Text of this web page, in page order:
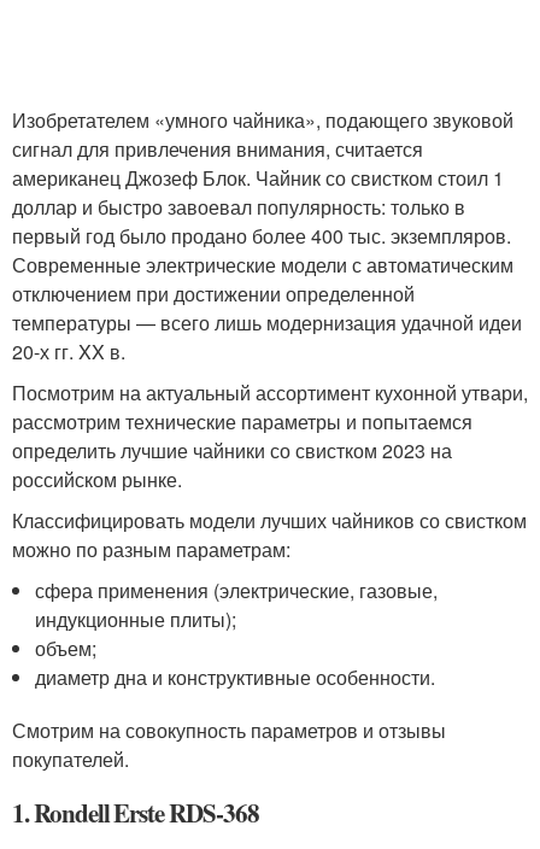
Изобретателем «умного чайника», подающего звуковой
сигнал для привлечения внимания, считается
американец Джозеф Блок. Чайник со свистком стоил 1
доллар и быстро завоевал популярность: только в
первый год было продано более 400 тыс. экземпляров.
Современные электрические модели с автоматическим
отключением при достижении определенной
температуры — всего лишь модернизация удачной идеи
20-х гг. XX в.
Посмотрим на актуальный ассортимент кухонной утвари,
рассмотрим технические параметры и попытаемся
определить лучшие чайники со свистком 2023 на
российском рынке.
Классифицировать модели лучших чайников со свистком
можно по разным параметрам:
сфера применения (электрические, газовые,
индукционные плиты);
объем;
диаметр дна и конструктивные особенности.
Смотрим на совокупность параметров и отзывы
покупателей.
1. Rondell Erste RDS-368